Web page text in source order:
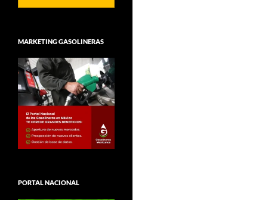
MARKETING GASOLINERAS
PORTAL NACIONAL